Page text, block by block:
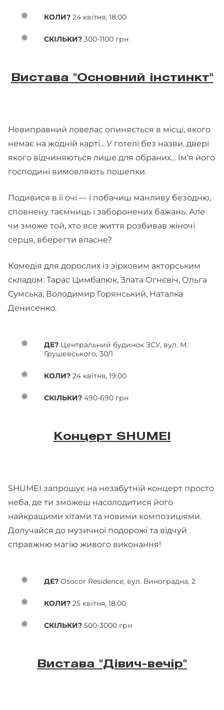
КОЛИ? 24 квітня, 18:00
СКІЛЬКИ? 300-1100 грн
Вистава "Основний інстинкт"
Невиправний ловелас опиняється в місці, якого
немає на жодній карті... У готелі без назви, двері
якого відчиняються лише для обраних… Ім'я його
господині вимовляють пошепки.
Подивися в її очі — і побачиш манливу безодню,
сповнену таємниць і заборонених бажань. Але
чи зможе той, хто все життя розбивав жіночі
серця, вберегти власне?
Комедія для дорослих із зірковим акторським
складом: Тарас Цимбалюк, Злата Огнєвіч, Ольга
Сумська, Володимир Горянський, Наталка
Денисенко.
ДЕ? Центральний будинок ЗСУ, вул. М.
Грушевського, 30/1
КОЛИ? 24 квітня, 19:00
СКІЛЬКИ? 490-690 грн
Концерт SHUMEI
SHUMEI запрошує на незабутній концерт просто
неба, де ти зможеш насолодитися його
найкращими хітами та новими композиціями.
Долучайся до музичної подорожі та відчуй
справжню магію живого виконання!
ДЕ? Osocor Residence, вул. Виноградна, 2
КОЛИ? 25 квітня, 18:00
СКІЛЬКИ? 500-3000 грн
Вистава "Дівич-вечір"